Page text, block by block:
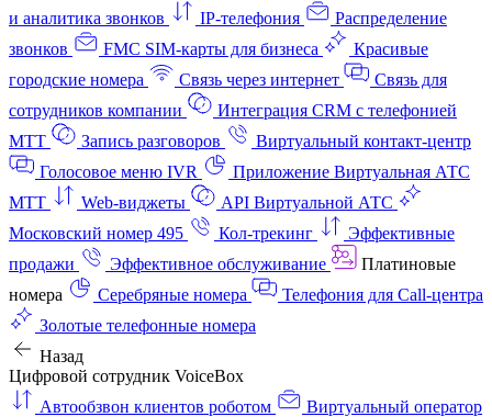
и аналитика звонков
IP-телефония
Распределение
звонков
FMC SIM-карты для бизнеса
Красивые
городские номера
Связь через интернет
Связь для
сотрудников компании
Интеграция CRM с телефонией
МТТ
Запись разговоров
Виртуальный контакт‑центр
Голосовое меню IVR
Приложение Виртуальная АТС
МТТ
Web-виджеты
API Виртуальной АТС
Московский номер 495
Кол-трекинг
Эффективные
продажи
Эффективное обслуживание
Платиновые
номера
Серебряные номера
Телефония для Call-центра
Золотые телефонные номера
Назад
Цифровой сотрудник VoiceBox
Автообзвон клиентов роботом
Виртуальный оператор